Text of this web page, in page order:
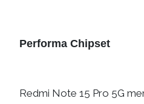
Performa Chipset
Redmi Note 15 Pro 5G